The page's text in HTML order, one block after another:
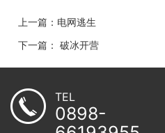
上一篇：电网逃生
下一篇： 破冰开营
TEL
0898-